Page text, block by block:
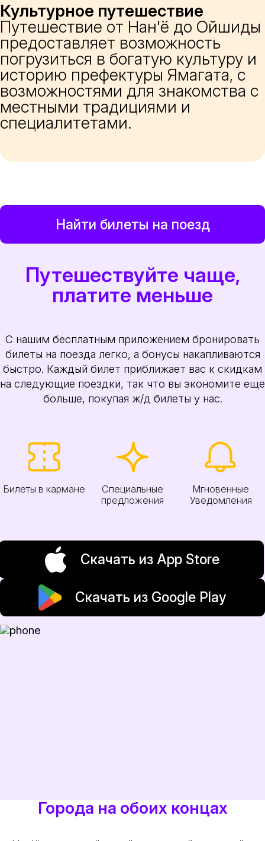
Культурное путешествие
Путешествие от Нан'ё до Ойшиды
предоставляет возможность
погрузиться в богатую культуру и
историю префектуры Ямагата, с
возможностями для знакомства с
местными традициями и
специалитетами.
Найти билеты на поезд
Путешествуйте чаще,
платите меньше
С нашим бесплатным приложением бронировать
билеты на поезда легко, а бонусы накапливаются
быстро. Каждый билет приближает вас к скидкам
на следующие поездки, так что вы экономите еще
больше, покупая ж/д билеты у нас.
Билеты в кармане
Специальные
предложения
Мгновенные
Уведомления
Скачать из App Store
Скачать из Google Play
Города на обоих концах